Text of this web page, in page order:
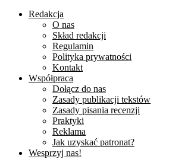
Redakcja
O nas
Skład redakcji
Regulamin
Polityka prywatności
Kontakt
Współpraca
Dołącz do nas
Zasady publikacji tekstów
Zasady pisania recenzji
Praktyki
Reklama
Jak uzyskać patronat?
Wesprzyj nas!